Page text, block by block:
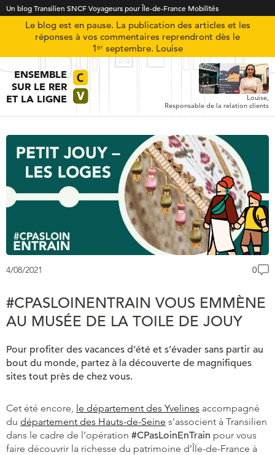
Un blog Transilien SNCF Voyageurs pour Île-de-France Mobilités
Le blog est en pause. La publication des articles et les
réponses à vos commentaires reprendront dès le
1ᵉʳ septembre. Louise
ENSEMBLE
SUR LE RER
ET LA LIGNE
Louise,
Responsable de la relation clients
4/08/2021 0
#CPASLOINENTRAIN VOUS EMMÈNE
AU MUSÉE DE LA TOILE DE JOUY
Pour profiter des vacances d’été et s’évader sans partir au
bout du monde, partez à la découverte de magnifiques
sites tout près de chez vous.
Cet été encore, le département des Yvelines accompagné
du département des Hauts-de-Seine s’associent à Transilien
dans le cadre de l’opération #CPasLoinEnTrain pour vous
faire découvrir la richesse du patrimoine d’Île-de-France à